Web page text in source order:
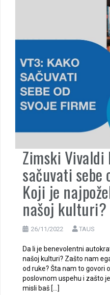
Zimski Vivaldi
sačuvati sebe
Koji je
našoj kulturi?
26/11/2022 TAUS
Da li je benevolentni
našoj kulturi? Zašto nam
od ruke? Šta nam to govori
poslovnom uspehu i zašto
misli baš […]